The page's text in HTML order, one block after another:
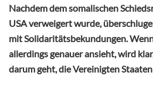
Nachdem dem somalischen
USA verweigert wurde,
mit Solidaritätsbekundungen.
allerdings genauer ansieht, wird
darum geht, die Vereinigten